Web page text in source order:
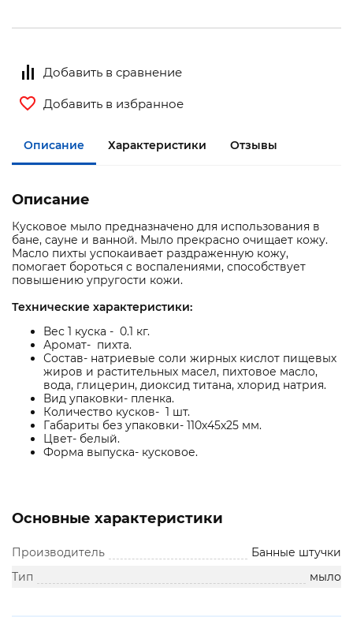
Добавить в сравнение
Добавить в избранное
Описание Характеристики Отзывы
Описание
Кусковое мыло предназначено для использования в
бане, сауне и ванной. Мыло прекрасно очищает кожу.
Масло пихты успокаивает раздраженную кожу,
помогает бороться с воспалениями, способствует
повышению упругости кожи.
Технические характеристики:
Вес 1 куска - 0.1 кг.
Аромат- пихта.
Состав- натриевые соли жирных кислот пищевых
жиров и растительных масел, пихтовое масло,
вода, глицерин, диоксид титана, хлорид натрия.
Вид упаковки- пленка.
Количество кусков- 1 шт.
Габариты без упаковки- 110х45х25 мм.
Цвет- белый.
Форма выпуска- кусковое.
Основные характеристики
Производитель
Банные штучки
Тип
мыло